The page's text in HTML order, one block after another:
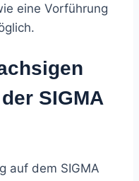
eine Vorführung
SIGMA
auf dem SIGMA